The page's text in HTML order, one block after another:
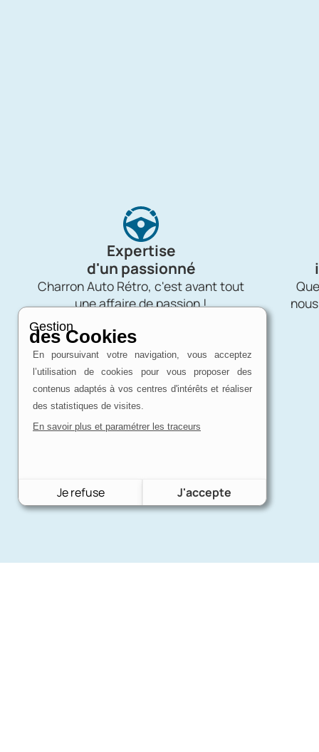
Expertise
d'un passionné
Charron Auto Rétro, c'est avant tout
une affaire de passion !
Gestion
des Cookies
En poursuivant votre navigation, vous acceptez
l’utilisation de cookies pour vous proposer des
contenus adaptés à vos centres d'intérêts et réaliser
des statistiques de visites.
En savoir plus et paramétrer les traceurs
Je refuse J'accepte